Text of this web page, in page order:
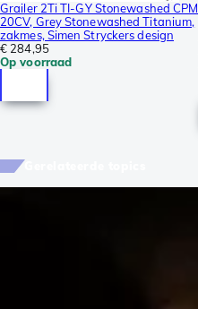
Grailer 2Ti TI-GY Stonewashed CPM
20CV, Grey Stonewashed Titanium,
zakmes, Simen Stryckers design
€ 284,95
Op voorraad